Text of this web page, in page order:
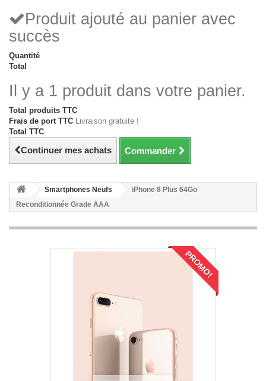
Produit ajouté au panier avec
succès
Quantité
Total
Il y a 1 produit dans votre panier.
Total produits TTC
Frais de port TTC Livraison gratuite !
Total TTC
Continuer mes achats Commander
Smartphones Neufs
iPhone 8 Plus 64Go
Reconditionnée Grade AAA
PROMO!